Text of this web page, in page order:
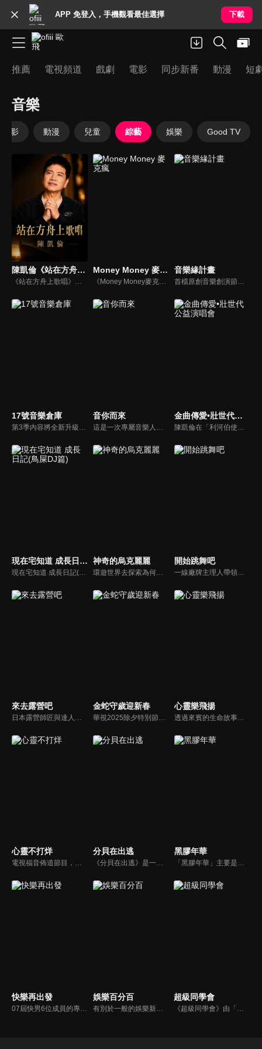
APP 免登入，手機觀看最佳選擇 下載
推薦 電視頻道 戲劇 電影 同步新番 動漫 短
音樂
電影 動漫 兒童 綜藝 娛樂 Good TV
陳凱倫《站在方舟上歌唱》
《站在方舟上歌唱》這不是一首憑空創作的流行歌曲，而是一段真實生命故事的延續。從童星、主持人、歌手，到走過家庭風暴、人生低谷，再到罹患扁桃腺癌後重生，陳凱倫用44年後重新走進錄音室的聲音，唱出一位生命重新被喚醒的人，內心最深的感謝與盼望。這首歌，也是他送給母親、家人、朋友、以及所有曾在人生風浪中努力活下去的人，最深的一份祝福。
Money Money 麥克瘋
《Money Money麥克瘋》節目強調不比音準、不比音色，也不比外型、外貌、氣質、長相等如何，只強調只要歌詞記得牢，就可以參加比賽。
音樂緣計畫
首檔原創音樂創演節目，邀請了薛之謙、張靚穎、周深、單依純、黃子弘凡等歌手，同時更邀請小柯、方文山、黃國倫等樂壇前輩和眾多新生代原創音樂人加盟；由歌曲爭奪戰、首演舞臺兩大核心環節組成，用一場歌手與歌曲的奇遇，為他們提供一個自由共創的舞臺，打造華語樂壇新的高光時刻。
17號音樂倉庫 音你而來 金曲傳愛•壯世代公益演唱會
現在宅知道 成長日記(鳥屎DJ篇) 神奇的烏克麗麗
環遊世界去探索為何這麼多來自不同國家、文化、年齡和音樂品味的人，都改用烏克麗麗來表達自己、與過去建立聯繫，以及彼此連結。
開始跳舞吧
一線廠牌主理人帶領自己的少年團來到頂尖舞者嚮往的第七街區爭奪最終留名權；少年舞者們在召集人朱正廷和特別教練王晨藝、NAME帶領下，不斷通過齊舞和Battle的方式為自己的廠牌爭取徽章，熱血少年拼盡全力；究竟誰能登頂中國最強少年團戰隊？
來去露營吧
日本露營師匠與達人，帶著來自台灣的露營初心者-宇宙人小玉，到日本各地進行露營x音樂的冒險！在露營的過程中，職人與素人的碰撞會激起怎樣的化學反應？而最後這位露營初心者將挑戰SOLO CAMP的任務！最終有可能完成嗎？
金蛇守歲迎新春
華視2025除夕特別節目，由「綜藝大哥」胡瓜、「歌仔戲女王」陳亞蘭、「金鐘主持」許效舜、「秀場主持」澎恰恰以及樣樣都行的歐漢聲共同主持，除了重量級主持群，還有超級模仿秀、精彩小短劇、悅耳歌唱賽、動感舞力…。重金打造節目亮點，精彩可期。
心靈樂飛揚
透過來賓的生命故事與音樂表演，讓見證與音樂能有完美的搭配。節目內容常是一般人在生活中所遇見的難題，做為談話的主題，當然，每一位來賓都有他們自己不同的人生經驗，當他們在節目中侃侃而談時，讓我們看到上帝在每個人生命中做那奇妙的工作，對觀眾而言是另一種生命的鼓勵與學習。
心靈不打烊
電視福音佈道節目，由前主播何戎主持，有別於以往的節目風格，將繼續提供最具平安與感動的心靈音樂饗宴。
分貝在出逃
《分貝在出逃》是一檔新戶外音樂治癒綜藝，蘇醒、張遠等5位彼此相熟的嘉賓一起去戶外露營，在7天之內上演分貝出逃之旅，通過遊戲互動贏取「分貝值」來解鎖3場音樂會的舉辦權。節目集音樂元素、旅途元素和真人秀元素為一體，傳播音樂和友情的正能量。
黑膠年華
「黑膠年華」主要是帶各位爺爺奶奶們重溫1930-1980年代的經典歌曲，內容同時具備歷史情懷、知識性和音樂性。 每次將介紹三首歌曲創作的時空背景、分享創作者的傳聞軼事，佐以台灣流行音樂的發展歷史，帶大家走入時光隧道，憶起一首首經典歌曲背後所傳達的故事。
快樂再出發 娛樂百分百
有別於一般的娛樂新聞播報，透過遊戲、粉絲互動認識大明星們的真性情，歌唱單元讓你享受歌手們天籟般的歌聲，各式專題報導是為最佳懶人包，掌握最新娛樂動態，求新求變的節目單元刺激你的感官、滿足你的視覺，帶給你滿滿的歡笑，洗去整日的疲憊！
超級同學會